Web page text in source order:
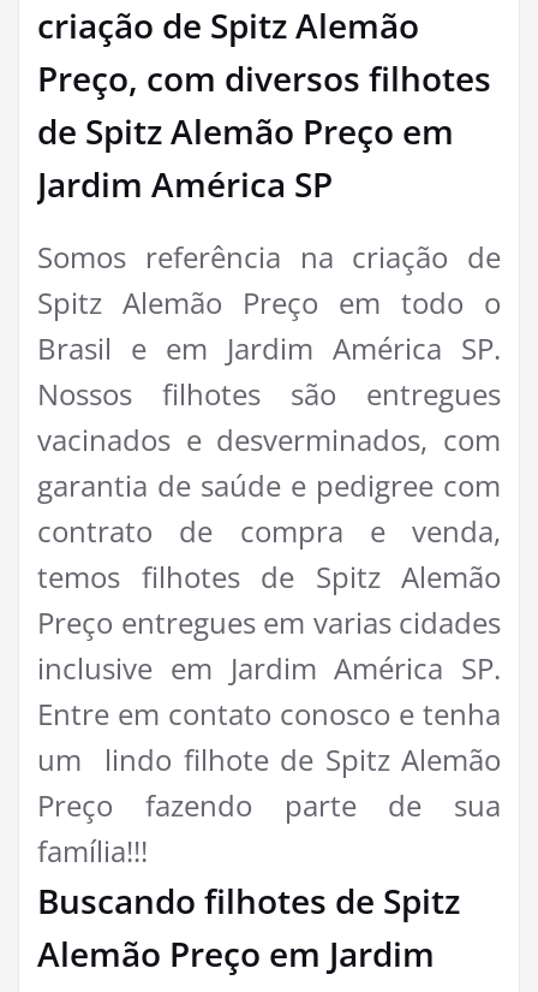
criação de Spitz Alemão
Preço, com diversos filhotes
de Spitz Alemão Preço em
Jardim América SP
Somos referência na criação de
Spitz Alemão Preço em todo o
Brasil e em Jardim América SP.
Nossos filhotes são entregues
vacinados e desverminados, com
garantia de saúde e pedigree com
contrato de compra e venda,
temos filhotes de Spitz Alemão
Preço entregues em varias cidades
inclusive em Jardim América SP.
Entre em contato conosco e tenha
um lindo filhote de Spitz Alemão
Preço fazendo parte de sua
família!!!
Buscando filhotes de Spitz
Alemão Preço em Jardim